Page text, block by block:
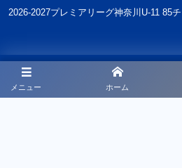
メニュー ホーム
2026-2027プレミアリーグ神奈川U-11 85